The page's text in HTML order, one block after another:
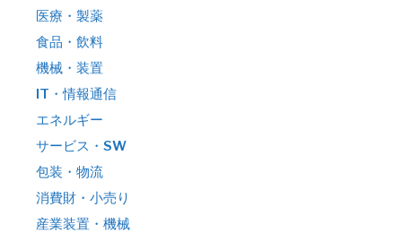
医療・製薬
食品・飲料
機械・装置
IT・情報通信
エネルギー
サービス・SW
包装・物流
消費財・小売り
産業装置・機械